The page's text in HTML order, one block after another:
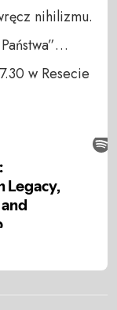
nihilizmu.
w Resecie